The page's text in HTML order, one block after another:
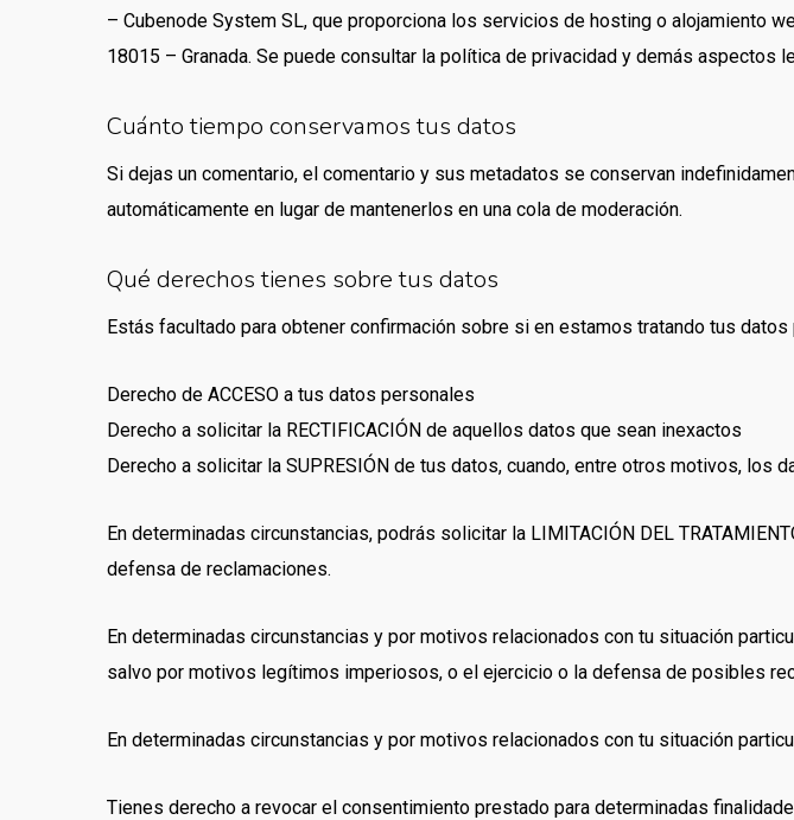
– Cubenode System SL, que proporciona los servicios de hosting o alojamiento
18015 – Granada. Se puede consultar la política de privacidad y demás aspectos
Cuánto tiempo conservamos tus datos
Si dejas un comentario, el comentario y sus metadatos se conservan
automáticamente en lugar de mantenerlos en una cola de moderación.
Qué derechos tienes sobre tus datos
Estás facultado para obtener confirmación sobre si en estamos tratando tus
Derecho de ACCESO a tus datos personales
Derecho a solicitar la RECTIFICACIÓN de aquellos datos que sean inexactos
Derecho a solicitar la SUPRESIÓN de tus datos, cuando, entre otros motivos, los
En determinadas circunstancias, podrás solicitar la LIMITACIÓN DEL
defensa de reclamaciones.
En determinadas circunstancias y por motivos relacionados con tu situación
salvo por motivos legítimos imperiosos, o el ejercicio o la defensa de posibles
En determinadas circunstancias y por motivos relacionados con tu situación
Tienes derecho a revocar el consentimiento prestado para determinadas